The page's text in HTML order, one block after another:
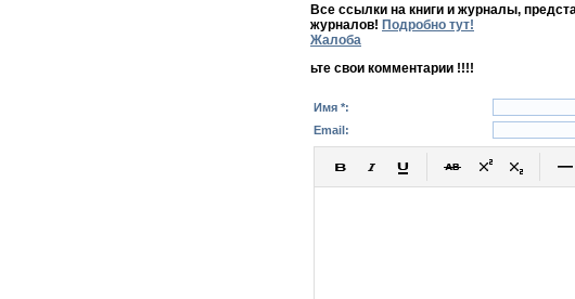
Все ссылки на книги и журналы,
журналов! Подробно тут!
Жалоба
ьте свои комментарии !!!!
Имя *:
Email: